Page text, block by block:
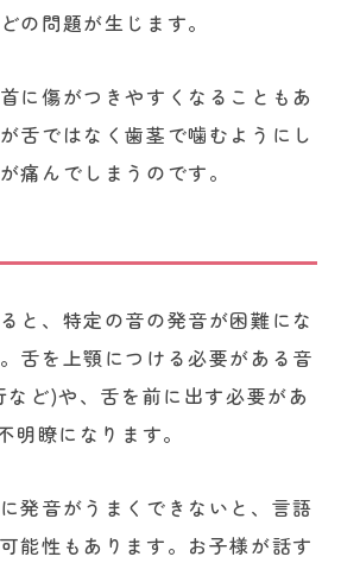
の問題が生じます。
に傷がつきやすくなることもあ
舌ではなく歯茎で噛むようにし
痛んでしまうのです。
と、特定の音の発音が困難にな
舌を上顎につける必要がある音
ど)や、舌を前に出す必要があ
明瞭になります。
発音がうまくできないと、言語
能性もあります。お子様が話す